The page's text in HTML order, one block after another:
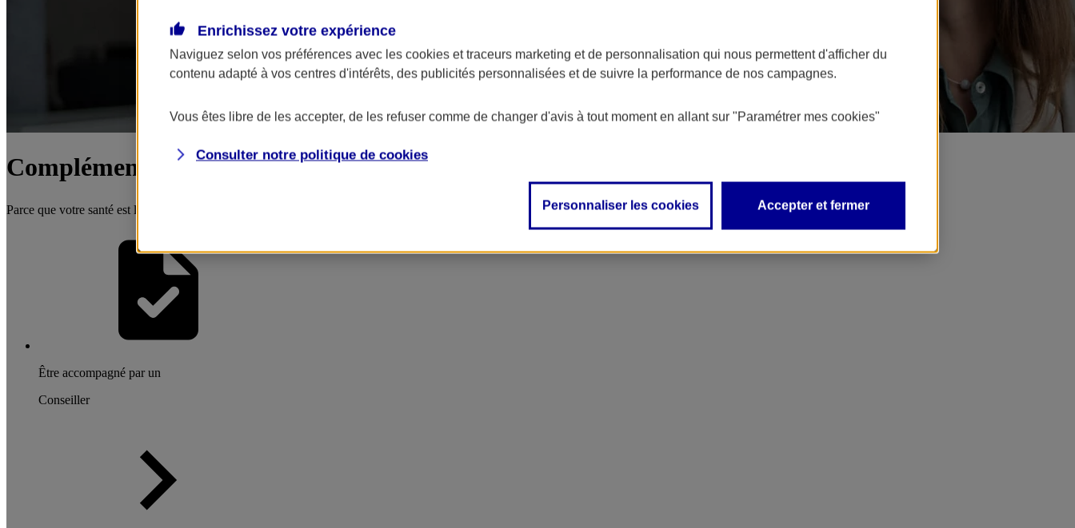
Complémentaire santé dirigeants et indépendants
Parce que votre santé est la première clé de votre réussite. A partir de 9,21 €/ mois
Être accompagné par un
Conseiller
Enrichissez votre expérience
Naviguez selon vos préférences avec les cookies et traceurs marketing et de personnalisation qui nous permettent d'afficher du
contenu adapté à vos centres d'intérêts, des publicités personnalisées et de suivre la performance de nos campagnes.
Vous êtes libre de les accepter, de les refuser comme de changer d'avis à tout moment en allant sur "Paramétrer mes cookies"
Consulter notre politique de cookies
Personnaliser les cookies Accepter et fermer